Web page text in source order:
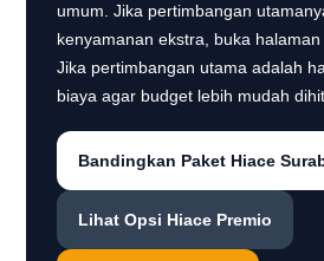
umum. Jika pertimbangan
kenyamanan ekstra, buka halaman
Jika pertimbangan utama adalah
biaya agar budget lebih mudah
Bandingkan Paket Hiace
Lihat Opsi Hiace Premio